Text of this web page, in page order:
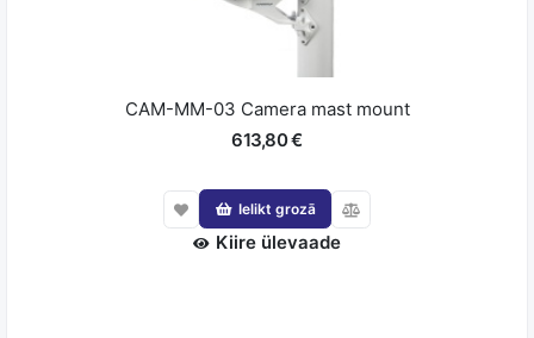
CAM-MM-03 Camera mast mount
613,80 €
Ielikt grozā
Kiire ülevaade